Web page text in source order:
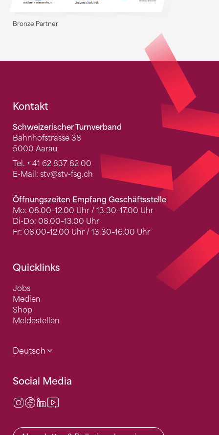
Bronze Partner
Fusszeile
Kontakt
Schweizerischer Turnverband
Bahnhofstrasse 38
5000 Aarau
Tel. + 41 62 837 82 00
E-Mail: stv@stv-fsg.ch
Öffnungszeiten Empfang Geschäftsstelle
Mo: 08.00–12.00 Uhr / 13.30–17.00 Uhr
Di-Do: 08.00–13.00 Uhr
Fr: 08.00–12.00 Uhr / 13.30–16.00 Uhr
Quicklinks
Jobs
Medien
Shop
Meldestellen
Deutsch
Social Media
Instagram
Facebook
LinkedIn